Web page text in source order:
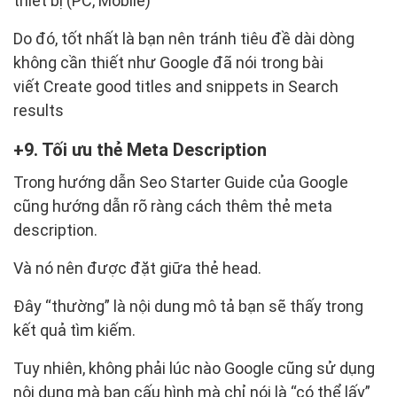
Do đó, tốt nhất là bạn nên tránh tiêu đề dài dòng
không cần thiết như Google đã nói trong bài
viết Create good titles and snippets in Search
results
9. Tối ưu thẻ Meta Description
Trong hướng dẫn Seo Starter Guide của Google
cũng hướng dẫn rõ ràng cách thêm thẻ meta
description.
Và nó nên được đặt giữa thẻ head.
Đây “thường” là nội dung mô tả bạn sẽ thấy trong
kết quả tìm kiếm.
Tuy nhiên, không phải lúc nào Google cũng sử dụng
nội dung mà bạn cấu hình mà chỉ nói là “có thể lấy”